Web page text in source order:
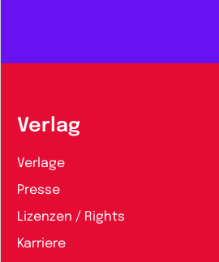
Verlag
Verlage
Presse
Lizenzen / Rights
Karriere